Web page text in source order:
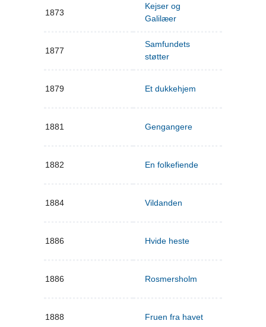
1873
Kejser og
Galilæer
1877
Samfundets
støtter
1879 Et dukkehjem
1881 Gengangere
1882 En folkefiende
1884 Vildanden
1886 Hvide heste
1886 Rosmersholm
1888 Fruen fra havet